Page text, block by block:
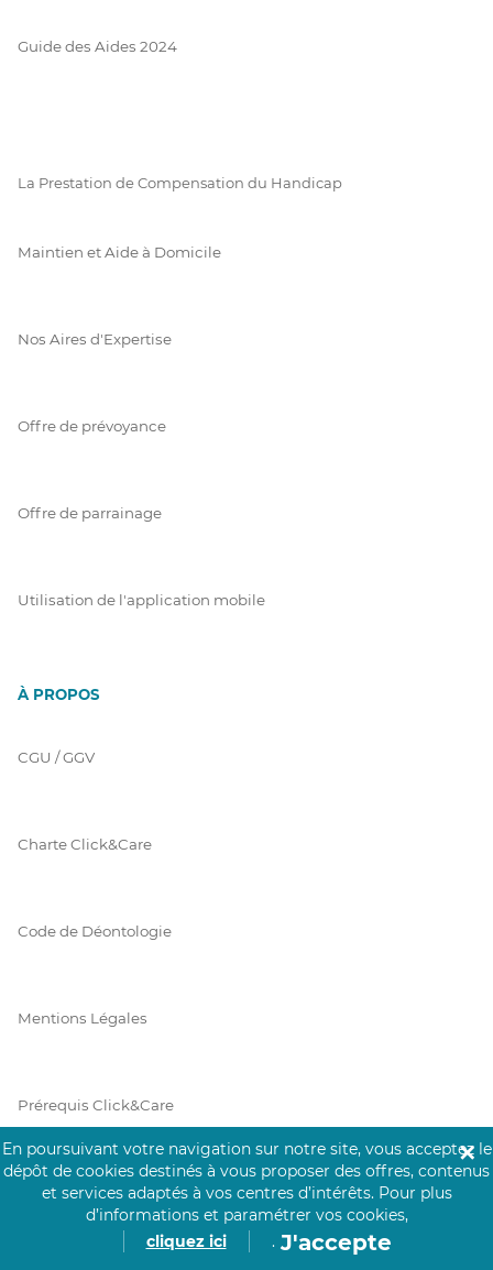
Guide des Aides 2024
La Prestation de Compensation du Handicap
Maintien et Aide à Domicile
Nos Aires d'Expertise
Offre de prévoyance
Offre de parrainage
Utilisation de l'application mobile
À PROPOS
CGU / GGV
Charte Click&Care
Code de Déontologie
Mentions Légales
Prérequis Click&Care
Protection des Données
En poursuivant votre navigation sur notre site, vous acceptez le
dépôt de cookies destinés à vous proposer des offres, contenus
et services adaptés à vos centres d’intérêts. Pour plus
d’informations et paramétrer vos cookies,
cliquez ici
. J'accepte
✕